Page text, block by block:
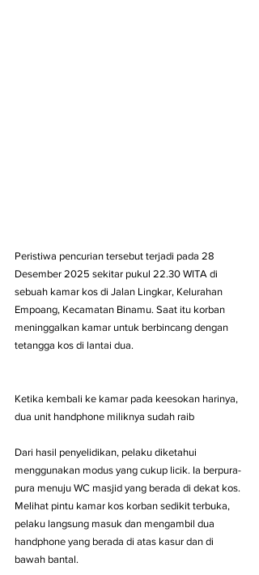
Peristiwa pencurian tersebut terjadi pada 28
Desember 2025 sekitar pukul 22.30 WITA di
sebuah kamar kos di Jalan Lingkar, Kelurahan
Empoang, Kecamatan Binamu. Saat itu korban
meninggalkan kamar untuk berbincang dengan
tetangga kos di lantai dua.
Ketika kembali ke kamar pada keesokan harinya,
dua unit handphone miliknya sudah raib
Dari hasil penyelidikan, pelaku diketahui
menggunakan modus yang cukup licik. Ia berpura-
pura menuju WC masjid yang berada di dekat kos.
Melihat pintu kamar kos korban sedikit terbuka,
pelaku langsung masuk dan mengambil dua
handphone yang berada di atas kasur dan di
bawah bantal.